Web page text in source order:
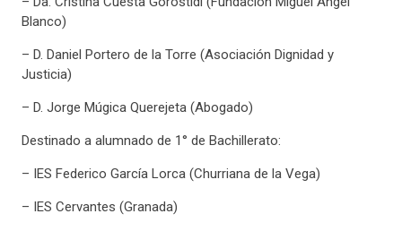
Blanco)
– D. Daniel Portero de la Torre (Asociación Dignidad у
Justicia)
– D. Jorge Múgica Querejeta (Abogado)
Destinado a alumnado de 1° de Bachillerato:
– IES Federico García Lorca (Churriana de la Vega)
– IES Cervantes (Granada)